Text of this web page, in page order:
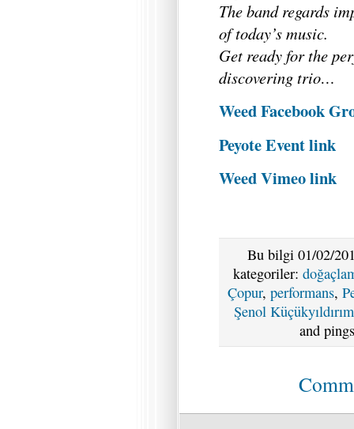
The band regards
of today’s music.
Get ready for the
discovering trio…
Weed Facebook
Peyote Event link
Weed Vimeo link
Bu bilgi 01/02/
kategoriler:
Çopur, performans,
Şenol Küçükyıldırım
and